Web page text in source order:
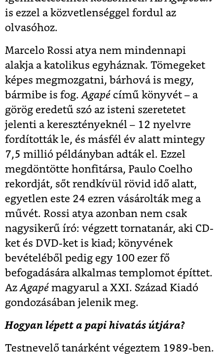
is ezzel a közvetlenséggel fordul az
olvasóhoz.
Marcelo Rossi atya nem mindennapi
alakja a katolikus egyháznak. Tömegeket
képes megmozgatni, bárhová is megy,
bármibe is fog. Agapé című könyvét – a
görög eredetű szó az isteni szeretetet
jelenti a keresztényeknél – 12 nyelvre
fordították le, és másfél év alatt mintegy
7,5 millió példányban adták el. Ezzel
megdöntötte honfitársa, Paulo Coelho
rekordját, sőt rendkívül rövid idő alatt,
egyetlen este 24 ezren vásárolták meg a
művét. Rossi atya azonban nem csak
nagysikerű író: végzett tornatanár, aki CD-
ket és DVD-ket is kiad; könyvének
bevételéből pedig egy 100 ezer fő
befogadására alkalmas templomot építtet.
Az Agapé magyarul a XXI. Század Kiadó
gondozásában jelenik meg.
Hogyan lépett a papi hivatás útjára?
Testnevelő tanárként végeztem 1989-ben.